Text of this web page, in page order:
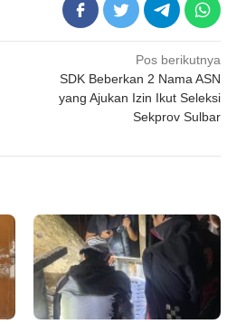
Pos berikutnya
SDK Beberkan 2 Nama ASN
yang Ajukan Izin Ikut Seleksi
Sekprov Sulbar